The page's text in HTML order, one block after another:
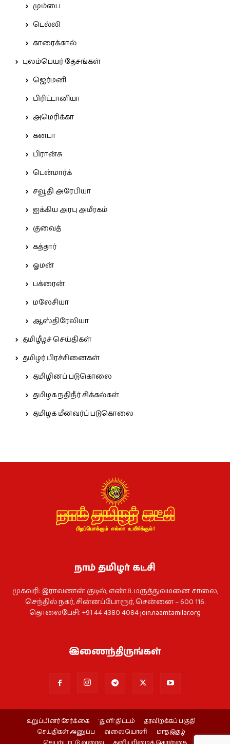
மும்பை
டெல்லி
காரைக்கால்
புலம்பெயர் தேசங்கள்
ஜெர்மனி
பிரிட்டானியா
அமெரிக்கா
கனடா
பிரான்சு
டென்மார்க்
சவூதி அரேபியா
ஐக்கிய அரபு அமீரகம்
குவைத்
கத்தார்
ஓமன்
பக்ரைன்
மலேசியா
ஆஸ்திரேலியா
தமிழீழச் செய்திகள்
தமிழர் பிரச்சினைகள்
தமிழினப் படுகொலை
தமிழக நதிநீர் சிக்கல்கள்
தமிழக மீனவர்ப் படுகொலை
நாம் தமிழர் கட்சி
முகவரி: இராவணன் குடில், எண்.8. மருத்துவமனை சாலை,
செந்தில் நகர், சின்னப்போரூர், சென்னை – 600 116.
தொலைபேசி: +91 44 4380 4084join.naamtamilar.org
இணைந்திருங்கள்
உறுப்பினர் சேர்க்கை ‘துளி’ திட்டம்
தரவிறக்கப் பகுதி
செய்திகள் அனுப்ப
வலையொளி
மாத இதழ்